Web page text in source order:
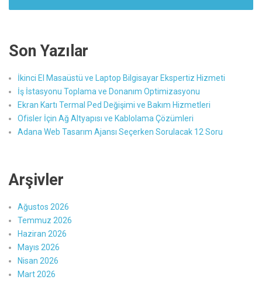
Son Yazılar
İkinci El Masaüstü ve Laptop Bilgisayar Ekspertiz Hizmeti
İş İstasyonu Toplama ve Donanım Optimizasyonu
Ekran Kartı Termal Ped Değişimi ve Bakım Hizmetleri
Ofisler İçin Ağ Altyapısı ve Kablolama Çözümleri
Adana Web Tasarım Ajansı Seçerken Sorulacak 12 Soru
Arşivler
Ağustos 2026
Temmuz 2026
Haziran 2026
Mayıs 2026
Nisan 2026
Mart 2026